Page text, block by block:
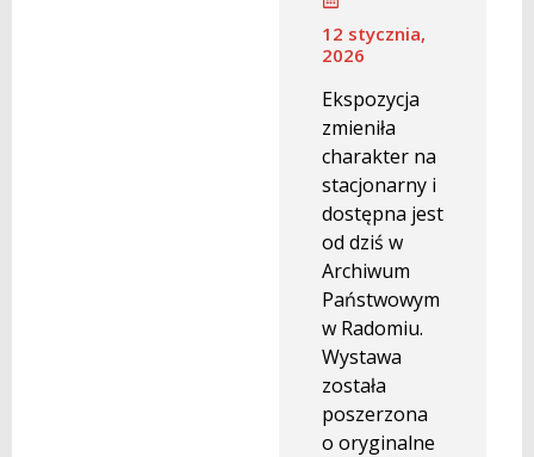
12 stycznia,
2026
Ekspozycja
zmieniła
charakter na
stacjonarny i
dostępna jest
od dziś w
Archiwum
Państwowym
w Radomiu.
Wystawa
została
poszerzona
o oryginalne